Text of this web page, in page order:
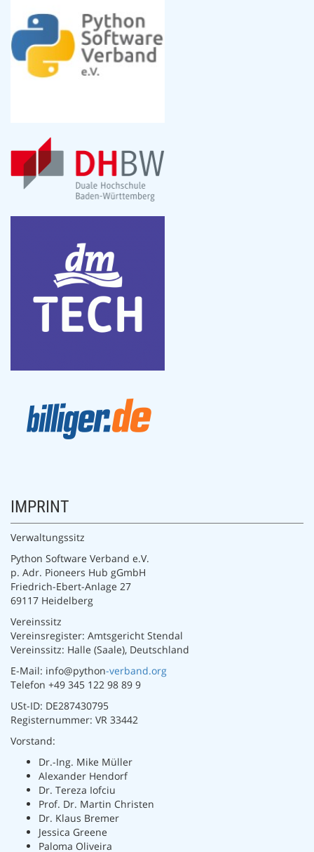
IMPRINT
Verwaltungssitz
Python Software Verband e.V.
p. Adr. Pioneers Hub gGmbH
Friedrich-Ebert-Anlage 27
69117 Heidelberg
Vereinssitz
Vereinsregister: Amtsgericht Stendal
Vereinssitz: Halle (Saale), Deutschland
E-Mail: info@python-verband.org
Telefon +49 345 122 98 89 9
USt-ID: DE287430795
Registernummer: VR 33442
Vorstand:
Dr.-Ing. Mike Müller
Alexander Hendorf
Dr. Tereza Iofciu
Prof. Dr. Martin Christen
Dr. Klaus Bremer
Jessica Greene
Paloma Oliveira